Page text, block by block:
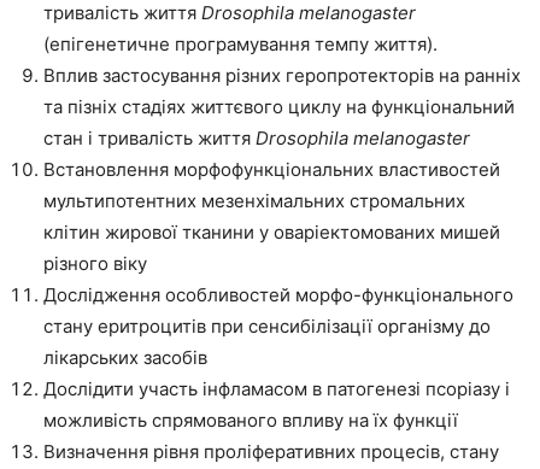
тривалість життя Drosophila melanogaster
(епігенетичне програмування темпу життя).
Вплив застосування різних геропротекторів на ранніх
та пізніх стадіях життєвого циклу на функціональний
стан і тривалість життя Drosophila melanogaster
Встановлення морфофункціональних властивостей
мультипотентних мезенхімальних стромальних
клітин жирової тканини у оваріектомованих мишей
різного віку
Дослідження особливостей морфо-функціонального
стану еритроцитів при сенсибілізації організму до
лікарських засобів
Дослідити участь інфламасом в патогенезі псоріазу і
можливість спрямованого впливу на їх функції
Визначення рівня проліферативних процесів, стану